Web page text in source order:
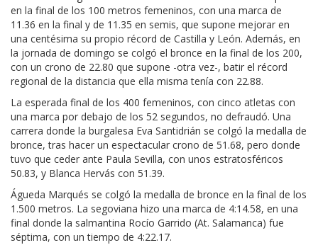
en la final de los 100 metros femeninos, con una marca de
11.36 en la final y de 11.35 en semis, que supone mejorar en
una centésima su propio récord de Castilla y León. Además, en
la jornada de domingo se colgó el bronce en la final de los 200,
con un crono de 22.80 que supone -otra vez-, batir el récord
regional de la distancia que ella misma tenía con 22.88.
La esperada final de los 400 femeninos, con cinco atletas con
una marca por debajo de los 52 segundos, no defraudó. Una
carrera donde la burgalesa Eva Santidrián se colgó la medalla de
bronce, tras hacer un espectacular crono de 51.68, pero donde
tuvo que ceder ante Paula Sevilla, con unos estratosféricos
50.83, y Blanca Hervás con 51.39.
Águeda Marqués se colgó la medalla de bronce en la final de los
1.500 metros. La segoviana hizo una marca de 4:14.58, en una
final donde la salmantina Rocío Garrido (At. Salamanca) fue
séptima, con un tiempo de 4:22.17.